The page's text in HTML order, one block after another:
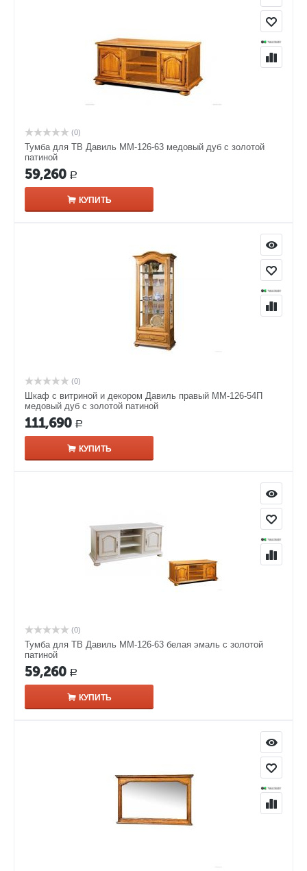
(0)
Тумба для ТВ Давиль ММ-126-63 медовый дуб с золотой
патиной
59,260 Р
КУПИТЬ
(0)
Шкаф с витриной и декором Давиль правый ММ-126-54П
медовый дуб с золотой патиной
111,690 Р
КУПИТЬ
(0)
Тумба для ТВ Давиль ММ-126-63 белая эмаль с золотой
патиной
59,260 Р
КУПИТЬ